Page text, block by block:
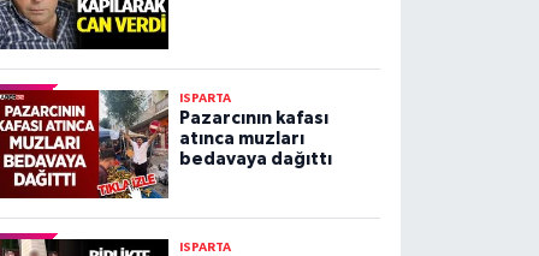
ISPARTA
Pazarcının kafası
atınca muzları
bedavaya dağıttı
ISPARTA